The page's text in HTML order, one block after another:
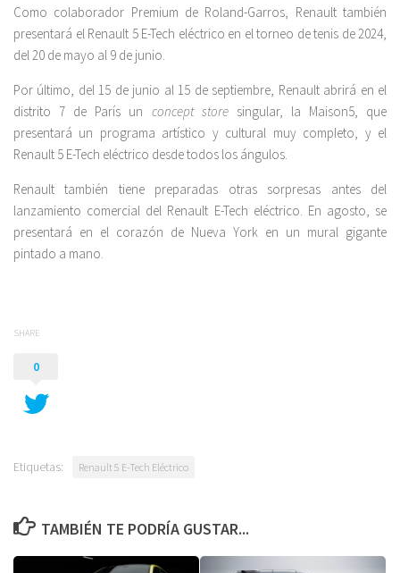
Como colaborador Premium de Roland-Garros, Renault también
presentará el Renault 5 E-Tech eléctrico en el torneo de tenis de 2024,
del 20 de mayo al 9 de junio.
Por último, del 15 de junio al 15 de septiembre, Renault abrirá en el
distrito 7 de París un concept store singular, la Maison5, que
presentará un programa artístico y cultural muy completo, y el
Renault 5 E-Tech eléctrico desde todos los ángulos.
Renault también tiene preparadas otras sorpresas antes del
lanzamiento comercial del Renault E-Tech eléctrico. En agosto, se
presentará en el corazón de Nueva York en un mural gigante
pintado a mano.
SHARE
0
Etiquetas: Renault 5 E-Tech Eléctrico
TAMBIÉN TE PODRÍA GUSTAR...